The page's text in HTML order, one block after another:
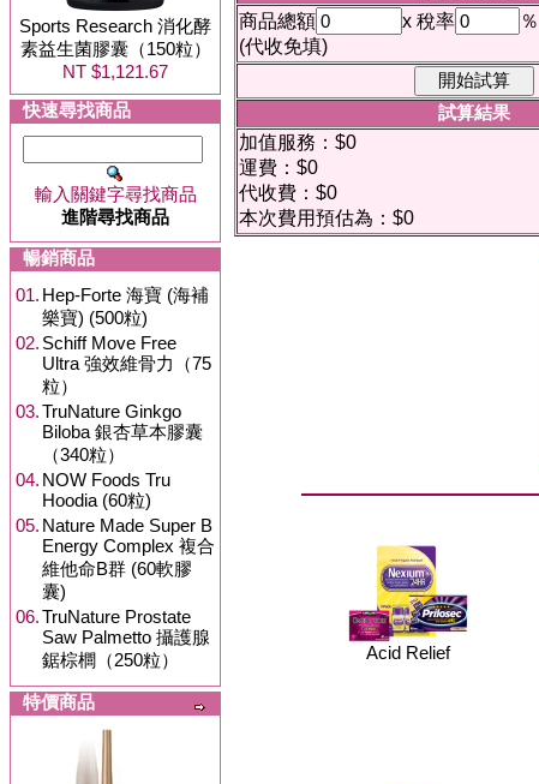
Sports Research 消化酵
素益生菌膠囊（150粒）
NT $1,121.67
快速尋找商品
輸入關鍵字尋找商品
進階尋找商品
暢銷商品
01. Hep-Forte 海寶 (海補
樂寶) (500粒)
02. Schiff Move Free
Ultra 強效維骨力（75
粒）
03.TruNature Ginkgo
Biloba 銀杏草本膠囊
（340粒）
04. NOW Foods Tru
Hoodia (60粒)
05. Nature Made Super B
Energy Complex 複合
維他命B群 (60軟膠
囊)
06.TruNature Prostate
Saw Palmetto 攝護腺
鋸棕櫚（250粒）
特價商品
商品總額
x 稅率
％
(代收免填)
試算結果
加值服務：$0
運費：$0
代收費：$0
本次費用預估為：$0
Acid Relief